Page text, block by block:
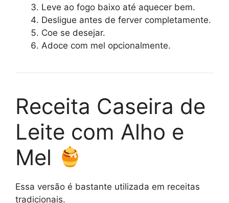
Leve ao fogo baixo até aquecer bem.
Desligue antes de ferver completamente.
Coe se desejar.
Adoce com mel opcionalmente.
Receita Caseira de
Leite com Alho e
Mel
Essa versão é bastante utilizada em receitas
tradicionais.